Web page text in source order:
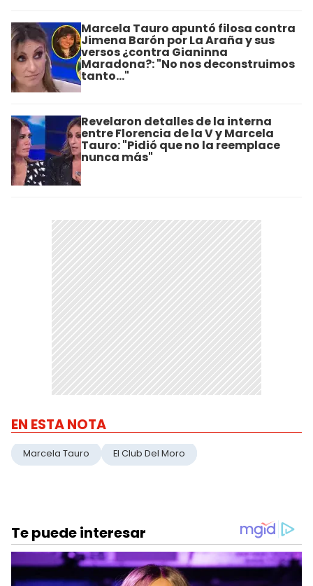
Marcela Tauro apuntó filosa contra
Jimena Barón por La Araña y sus
versos ¿contra Gianinna
Maradona?: "No nos deconstruimos
tanto..."
Revelaron detalles de la interna
entre Florencia de la V y Marcela
Tauro: "Pidió que no la reemplace
nunca más"
EN ESTA NOTA
Marcela Tauro El Club Del Moro